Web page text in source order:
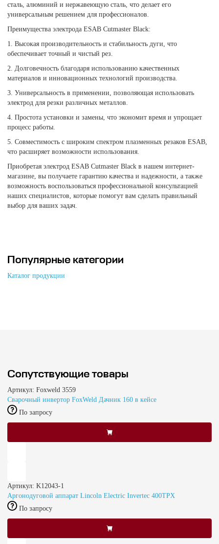
сталь, алюминий и нержавеющую сталь, что делает его
универсальным решением для профессионалов.
Преимущества электрода ESAB Cutmaster Black:
1. Высокая производительность и стабильность дуги, что
обеспечивает точный и чистый рез.
2. Долговечность благодаря использованию качественных
материалов и инновационных технологий производства.
3. Универсальность в применении, позволяющая использовать
электрод для резки различных металлов.
4. Простота установки и замены, что экономит время и упрощает
процесс работы.
5. Совместимость с широким спектром плазменных резаков ESAB,
что расширяет возможности использования.
Приобретая электрод ESAB Cutmaster Black в нашем интернет-
магазине, вы получаете гарантию качества и надежности, а также
возможность воспользоваться профессиональной консультацией
наших специалистов, которые помогут вам сделать правильный
выбор для ваших задач.
Популярные категории
Каталог продукции
Сопутствующие товары
Артикул: Foxweld 3559
Сварочный инвертор FoxWeld Дачник 160 в кейсе
По запросу
Артикул: K12043-1
Аргонодуговой аппарат Lincoln Electric Invertec 400TPX
По запросу